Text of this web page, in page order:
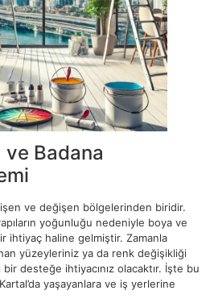
ve Badana
ve değişen bölgelerinden biridir.
yoğunluğu nedeniyle boya ve
ihtiyaç haline gelmiştir. Zamanla
yüzeyleriniz ya da renk değişikliği
desteğe ihtiyacınız olacaktır. İşte bu
yaşayanlara ve iş yerlerine